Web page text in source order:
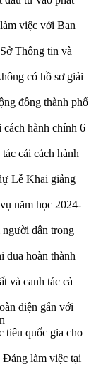
việc với Ban
Thông tin và
có hồ sơ giải
đồng thành phố
hành chính 6
cải cách hành
Lễ Khai giảng
năm học 2024-
người dân trong
đua hoàn thành
và canh tác cà
diện gắn với
tiêu quốc gia cho
làm việc tại